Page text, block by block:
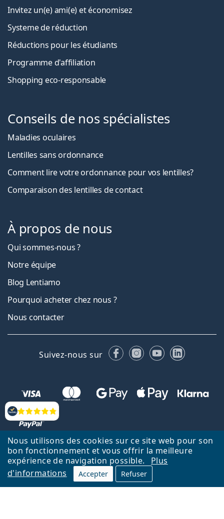
Nous utilisons des cookies sur ce site web pour son
bon fonctionnement et vous offrir la meilleure
expérience de navigation possible.
Plus
d'informations
Accepter Refuser
Évaluation
Invitez un(e) ami(e) et économisez
Systeme de réduction
Réductions pour les étudiants
Programme d'affiliation
Shopping eco-responsable
Conseils de nos spécialistes
Maladies oculaires
Lentilles sans ordonnance
Comment lire votre ordonnance pour vos lentilles?
Comparaison des lentilles de contact
À propos de nous
Qui sommes-nous ?
Notre équipe
Blog Lentiamo
Pourquoi acheter chez nous ?
Nous contacter
Suivez-nous sur FacebookInstagram
YouTubeLinkedIn
Retour à la page d'accueil
Haut
Lentiamo.fr est géré et exploité par Lentiamo s.r.o., République
Un service en ligne pour vous depuis 18 ans.